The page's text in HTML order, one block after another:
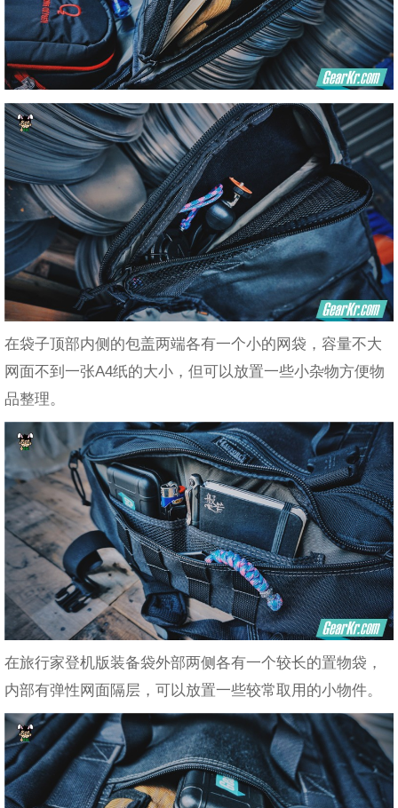
在袋子顶部内侧的包盖两端各有一个小的网袋，容量不大
网面不到一张A4纸的大小，但可以放置一些小杂物方便物
品整理。
在旅行家登机版装备袋外部两侧各有一个较长的置物袋，
内部有弹性网面隔层，可以放置一些较常取用的小物件。